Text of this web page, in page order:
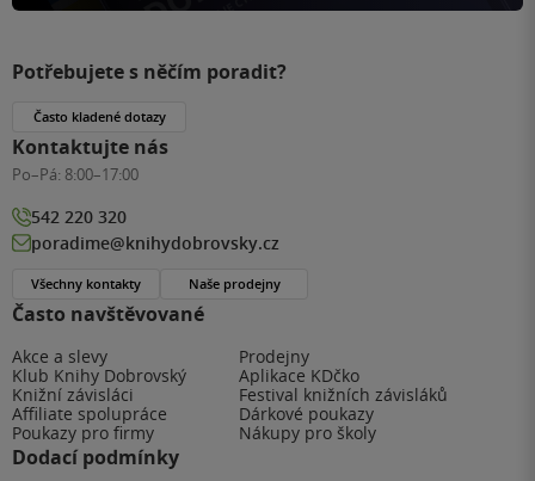
Často navštěvované
Akce a slevy
Prodejny
Klub Knihy Dobrovský
Aplikace KDčko
Knižní závisláci
Festival knižních závisláků
Affiliate spolupráce
Dárkové poukazy
Poukazy pro firmy
Nákupy pro školy
Dodací podmínky
Potřebujete s něčím poradit?
Často kladené dotazy
Kontaktujte nás
Po–Pá: 8:00–17:00
542 220 320
poradime@knihydobrovsky.cz
Všechny kontakty Naše prodejny